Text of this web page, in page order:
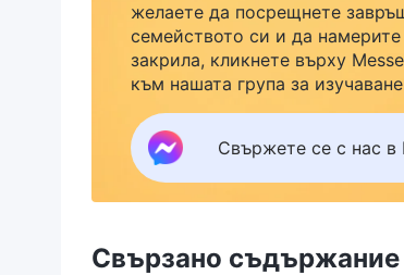
желаете да посрещнете
семейството си и да
закрила, кликнете върху
към нашата група за
Свържете се с нас в
Свързано съдържание